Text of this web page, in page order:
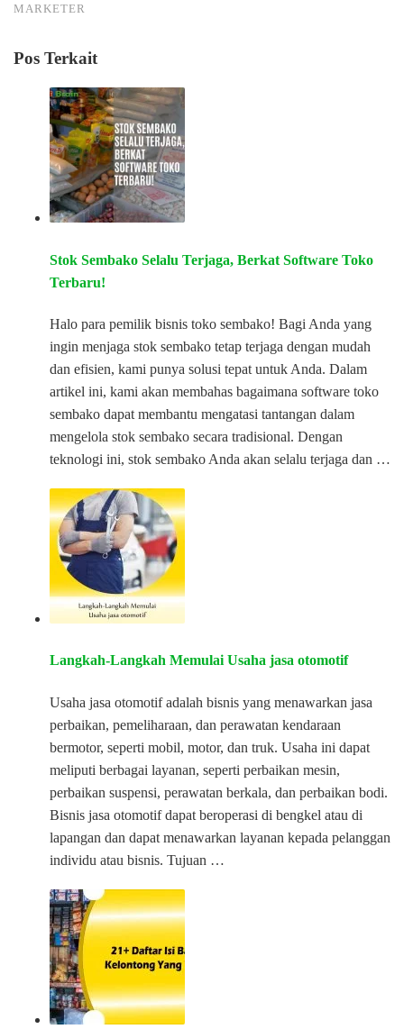
MARKETER
Pos Terkait
Stok Sembako Selalu Terjaga, Berkat Software Toko
Terbaru!
Halo para pemilik bisnis toko sembako! Bagi Anda yang
ingin menjaga stok sembako tetap terjaga dengan mudah
dan efisien, kami punya solusi tepat untuk Anda. Dalam
artikel ini, kami akan membahas bagaimana software toko
sembako dapat membantu mengatasi tantangan dalam
mengelola stok sembako secara tradisional. Dengan
teknologi ini, stok sembako Anda akan selalu terjaga dan …
Langkah-Langkah Memulai Usaha jasa otomotif
Usaha jasa otomotif adalah bisnis yang menawarkan jasa
perbaikan, pemeliharaan, dan perawatan kendaraan
bermotor, seperti mobil, motor, dan truk. Usaha ini dapat
meliputi berbagai layanan, seperti perbaikan mesin,
perbaikan suspensi, perawatan berkala, dan perbaikan bodi.
Bisnis jasa otomotif dapat beroperasi di bengkel atau di
lapangan dan dapat menawarkan layanan kepada pelanggan
individu atau bisnis. Tujuan …